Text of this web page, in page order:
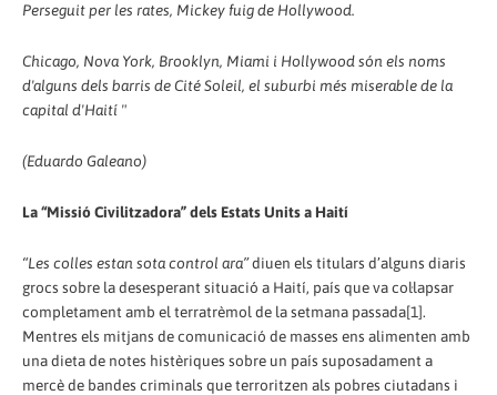
Perseguit per les rates, Mickey fuig de Hollywood.
Chicago, Nova York, Brooklyn, Miami i Hollywood són els noms
d'alguns dels barris de Cité Soleil, el suburbi més miserable de la
capital d'Haití "
(Eduardo Galeano)
La “Missió Civilitzadora” dels Estats Units a Haití
“Les colles estan sota control ara”diuen els titulars d’alguns diaris
grocs sobre la desesperant situació a Haití, país que va col·lapsar
completament amb el terratrèmol de la setmana passada[1].
Mentres els mitjans de comunicació de masses ens alimenten amb
una dieta de notes histèriques sobre un país suposadament a
mercè de bandes criminals que terroritzen als pobres ciutadans i